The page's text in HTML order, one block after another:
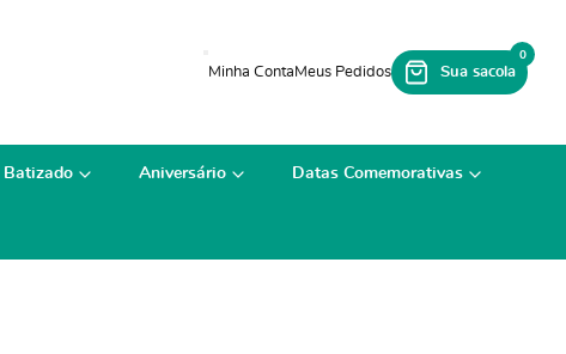
0
Batizado Aniversário Datas Comemorativas